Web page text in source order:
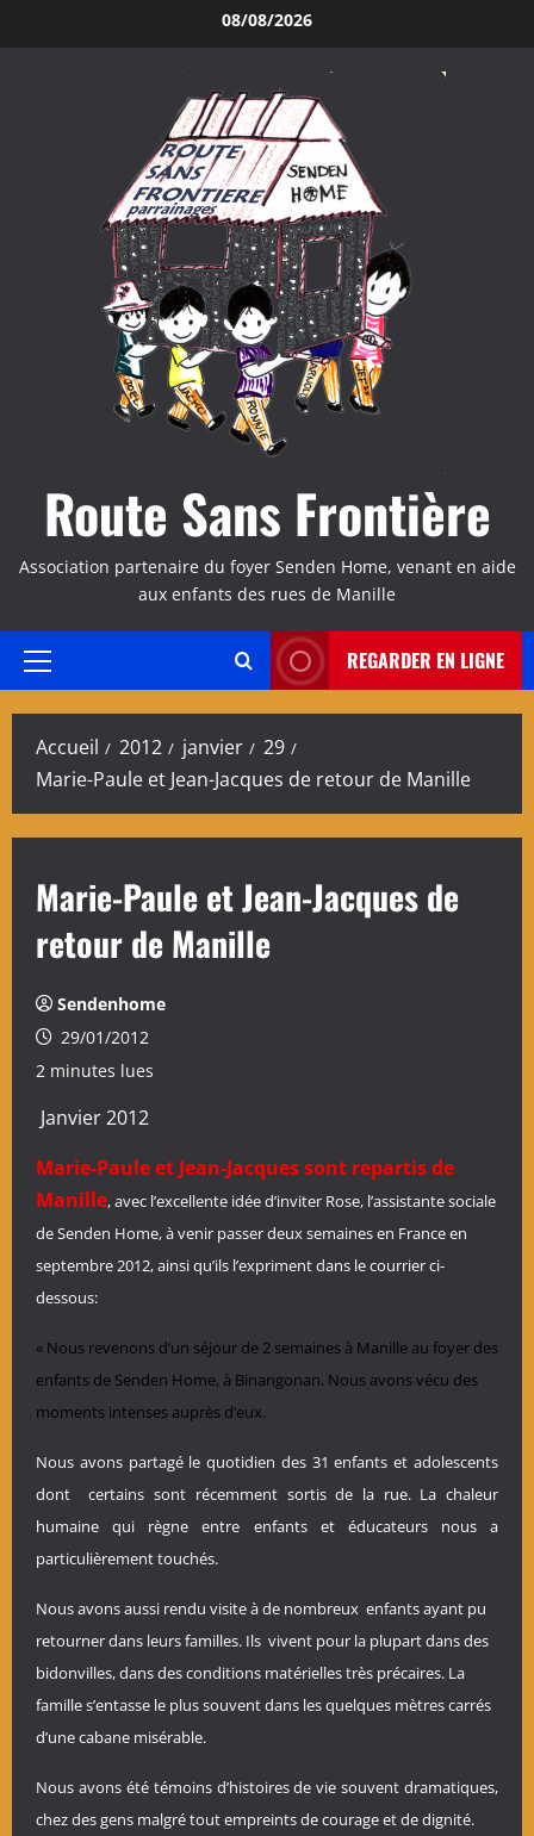
au
08/08/2026
Route Sans Frontière
Association partenaire du foyer Senden Home, venant en aide
aux enfants des rues de Manille
Menu
REGARDER EN LIGNE
Accueil 2012 janvier
29
Marie-Paule et Jean-Jacques de retour de Manille
Marie-Paule et Jean-Jacques de
retour de Manille
Sendenhome
29/01/2012
2 minutes lues
Janvier 2012
Marie-Paule et Jean-Jacques sont repartis de
Manille, avec l’excellente idée d’inviter Rose, l’assistante sociale
de Senden Home, à venir passer deux semaines en France en
septembre 2012, ainsi qu’ils l’expriment dans le courrier ci-
dessous:
« Nous revenons d’un séjour de 2 semaines à Manille au foyer des
enfants de Senden Home, à Binangonan. Nous avons vécu des
moments intenses auprès d’eux.
Nous avons partagé le quotidien des 31 enfants et adolescents
dont certains sont récemment sortis de la rue. La chaleur
humaine qui règne entre enfants et éducateurs nous a
particulièrement touchés.
Nous avons aussi rendu visite à de nombreux enfants ayant pu
retourner dans leurs familles. Ils vivent pour la plupart dans des
bidonvilles, dans des conditions matérielles très précaires. La
famille s’entasse le plus souvent dans les quelques mètres carrés
d’une cabane misérable.
Nous avons été témoins d’histoires de vie souvent dramatiques,
chez des gens malgré tout empreints de courage et de dignité.